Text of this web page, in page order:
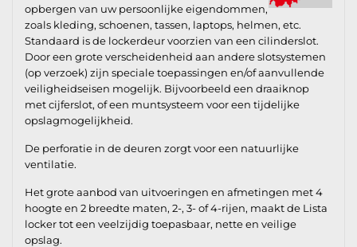
opbergen van uw persoonlijke eigendommen,
zoals kleding, schoenen, tassen, laptops, helmen, etc.
Standaard is de lockerdeur voorzien van een cilinderslot.
Door een grote verscheidenheid aan andere slotsystemen
(op verzoek) zijn speciale toepassingen en/of aanvullende
veiligheidseisen mogelijk. Bijvoorbeeld een draaiknop
met cijferslot, of een muntsysteem voor een tijdelijke
opslagmogelijkheid.
De perforatie in de deuren zorgt voor een natuurlijke
ventilatie.
Het grote aanbod van uitvoeringen en afmetingen met 4
hoogte en 2 breedte maten, 2-, 3- of 4-rijen, maakt de Lista
locker tot een veelzijdig toepasbaar, nette en veilige
opslag.